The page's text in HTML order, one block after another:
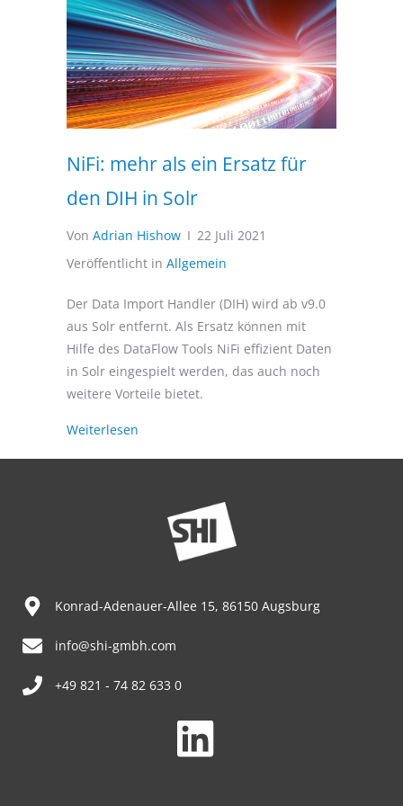
NiFi: mehr als ein Ersatz für
den DIH in Solr
Von Adrian Hishow I 22 Juli 2021
Veröffentlicht in Allgemein
Der Data Import Handler (DIH) wird ab v9.0
aus Solr entfernt. Als Ersatz können mit
Hilfe des DataFlow Tools NiFi effizient Daten
in Solr eingespielt werden, das auch noch
weitere Vorteile bietet.
Weiterlesen
Konrad-Adenauer-Allee 15, 86150 Augsburg
info@shi-gmbh.com
+49 821 - 74 82 633 0